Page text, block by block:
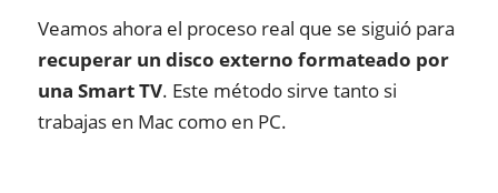
Veamos ahora el proceso real que se siguió para
recuperar un disco externo formateado por
una Smart TV. Este método sirve tanto si
trabajas en Mac como en PC.